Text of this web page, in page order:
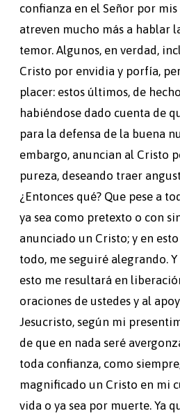
confianza en el Señor por
atreven mucho más a hablar
temor. Algunos, en verdad,
Cristo por envidia y porfía,
placer: estos últimos, de
habiéndose dado cuenta de
para la defensa de la buena
embargo, anuncian al Cristo
pureza, deseando traer
¿Entonces qué? Que pese a
ya sea como pretexto o con
anunciado un Cristo; y en
todo, me seguiré alegrando.
esto me resultará en
oraciones de ustedes y al
Jesucristo, según mi
de que en nada seré
toda confianza, como
magnificado un Cristo en mi
vida o ya sea por muerte. Ya